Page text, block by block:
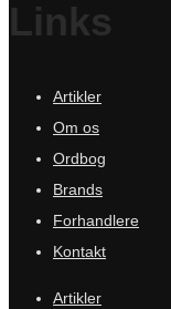
Links
Artikler
Om os
Ordbog
Brands
Forhandlere
Kontakt
Artikler